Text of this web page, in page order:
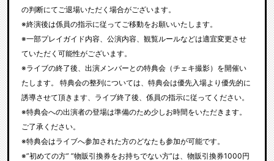
の判断にてご退場いただく場合がございます。
※終演後は係員の指示に従ってご移動をお願いいたします。
※一部プレイガイド内容、公演内容、観覧ルールなどは適宜変更させ
ていただく可能性がございます。
※ライブの終了後、出演メンバーとの特典会（チェキ撮影）を開催い
たします。 特典会の整列については、特典会は優先入場より優先的に
誘導させて頂きます、ライブ終了後、係員の指示に従ってください。
※特典会への出演者の登場は準備のため少しお時間をいただきます。
ご了承ください。
※特典会はライブへ参加された方のどなたも参加が可能です。
※”初めての方” ”物販引換券をお持ちでない方”は、物販引換券1000円